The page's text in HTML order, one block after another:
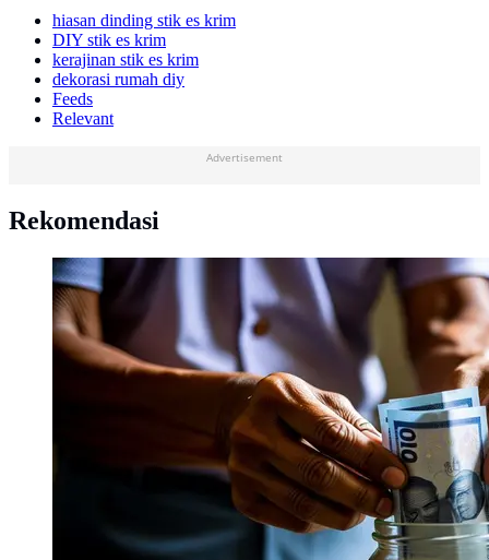
hiasan dinding stik es krim
DIY stik es krim
kerajinan stik es krim
dekorasi rumah diy
Feeds
Relevant
Advertisement
Rekomendasi